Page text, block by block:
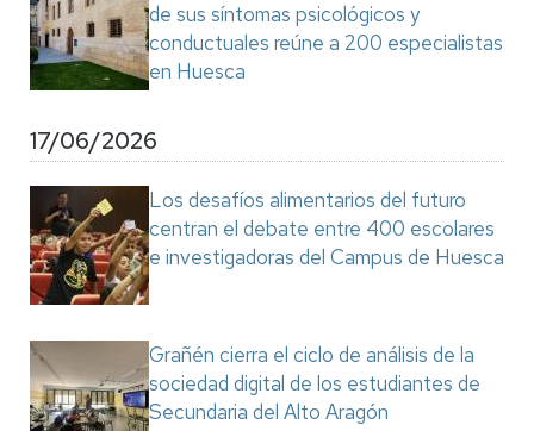
de sus síntomas psicológicos y
conductuales reúne a 200 especialistas
en Huesca
17/06/2026
Los desafíos alimentarios del futuro
centran el debate entre 400 escolares
e investigadoras del Campus de Huesca
Grañén cierra el ciclo de análisis de la
sociedad digital de los estudiantes de
Secundaria del Alto Aragón